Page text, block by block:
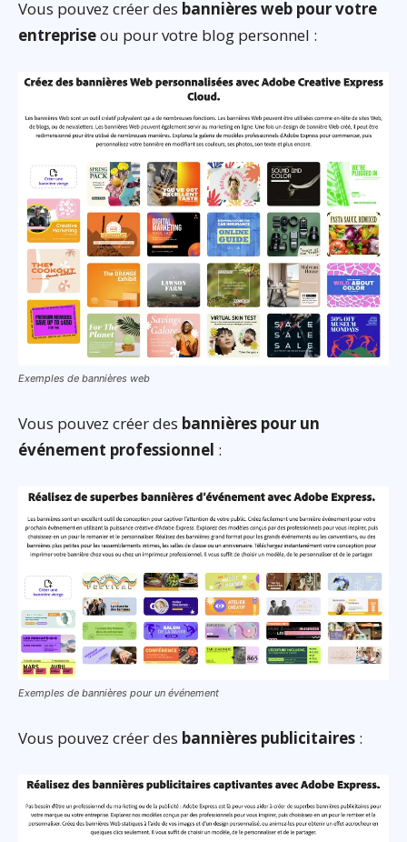
Vous pouvez créer des bannières web pour votre
entrepriseou pour votre blog personnel :
Exemples de bannières web
Vous pouvez créer des bannières pour un
événement professionnel :
Exemples de bannières pour un événement
Vous pouvez créer des bannières publicitaires :